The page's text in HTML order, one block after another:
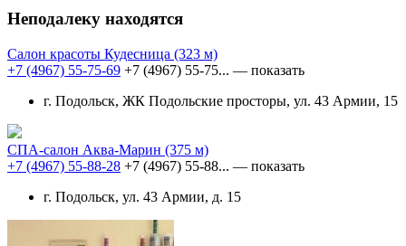
Неподалеку находятся
Салон красоты Кудесница (323 м)
+7 (4967) 55-75-69 +7 (4967) 55-75... — показать
г. Подольск, ЖК Подольские просторы, ул. 43 Армии, 15
СПА-салон Аква-Марин (375 м)
+7 (4967) 55-88-28 +7 (4967) 55-88... — показать
г. Подольск, ул. 43 Армии, д. 15